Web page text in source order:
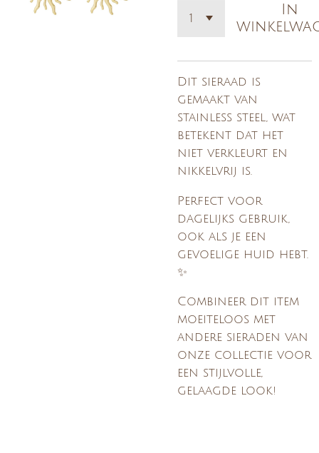
In
Dit sieraad is
gemaakt van
stainless steel, wat
betekent dat het
niet verkleurt en
nikkelvrij is.
Perfect voor
dagelijks gebruik,
ook als je een
gevoelige huid hebt.
✨
Combineer dit item
moeiteloos met
andere sieraden van
onze collectie voor
een stijlvolle,
gelaagde look!